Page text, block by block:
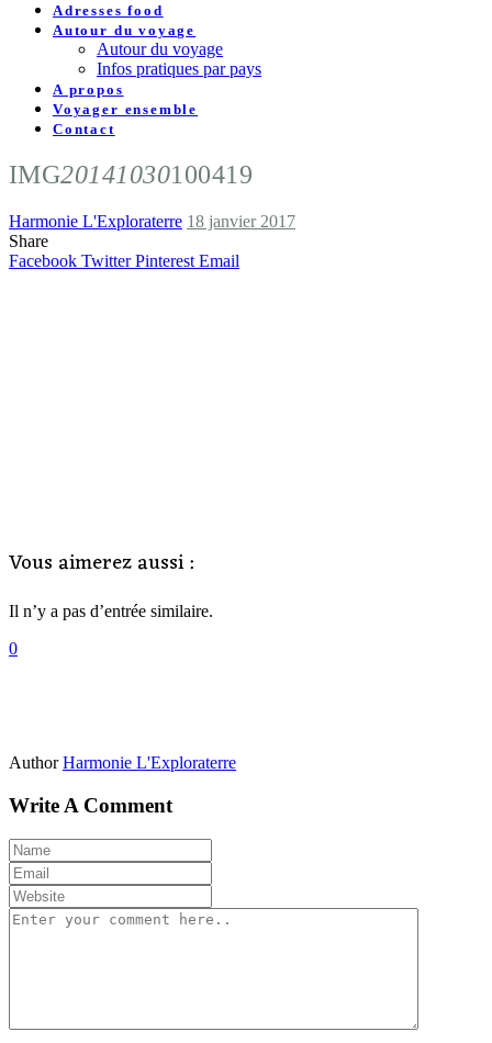
Adresses food
Autour du voyage
Autour du voyage
Infos pratiques par pays
A propos
Voyager ensemble
Contact
IMG20141030100419
Harmonie L'Exploraterre 18 janvier 2017
Share
Facebook Twitter Pinterest Email
Vous aimerez aussi :
Il n’y a pas d’entrée similaire.
0
Author Harmonie L'Exploraterre
Write A Comment